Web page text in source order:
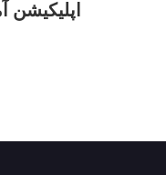
اپلیکیشن